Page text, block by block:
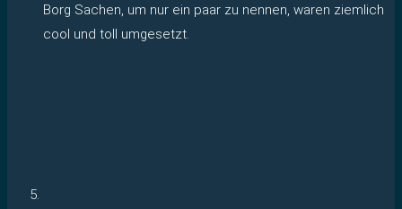
Borg Sachen, um nur ein paar zu nennen, waren ziemlich
cool und toll umgesetzt.